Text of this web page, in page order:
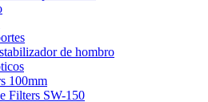
de hombro
100mm
Filters SW-150